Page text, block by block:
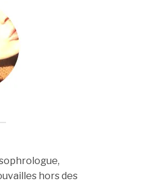
hors des